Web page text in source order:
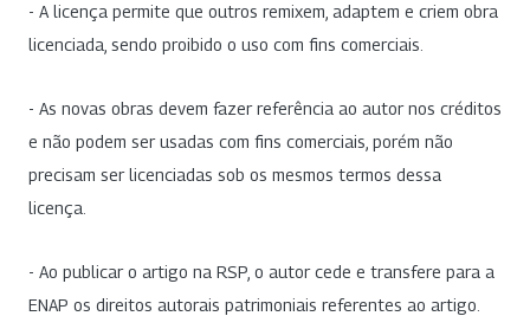
- A licença permite que outros remixem, adaptem e criem obra
licenciada, sendo proibido o uso com fins comerciais.
- As novas obras devem fazer referência ao autor nos créditos
e não podem ser usadas com fins comerciais, porém não
precisam ser licenciadas sob os mesmos termos dessa
licença.
- Ao publicar o artigo na RSP, o autor cede e transfere para a
ENAP os direitos autorais patrimoniais referentes ao artigo.